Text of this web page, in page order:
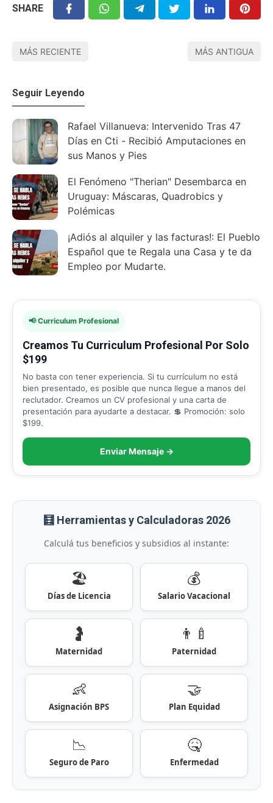
SHARE
MÁS RECIENTE MÁS ANTIGUA
Seguir Leyendo
Rafael Villanueva: Intervenido Tras 47
Días en Cti - Recibió Amputaciones en
sus Manos y Pies
El Fenómeno "Therian" Desembarca en
Uruguay: Máscaras, Quadrobics y
Polémicas
¡Adiós al alquiler y las facturas!: El Pueblo
Español que te Regala una Casa y te da
Empleo por Mudarte.
📢 Curriculum Profesional
Creamos Tu Curriculum Profesional Por Solo
$199
No basta con tener experiencia. Si tu currículum no está
bien presentado, es posible que nunca llegue a manos del
reclutador. Creamos un CV profesional y una carta de
presentación para ayudarte a destacar. 💲 Promoción: solo
$199.
Enviar Mensaje →
🧮 Herramientas y Calculadoras 2026
Calculá tus beneficios y subsidios al instante:
🏖️
Días de Licencia
💰
Salario Vacacional
🤰
Maternidad
👨‍🍼
Paternidad
👶
Asignación BPS
🤝
Plan Equidad
📉
Seguro de Paro
🤒
Enfermedad